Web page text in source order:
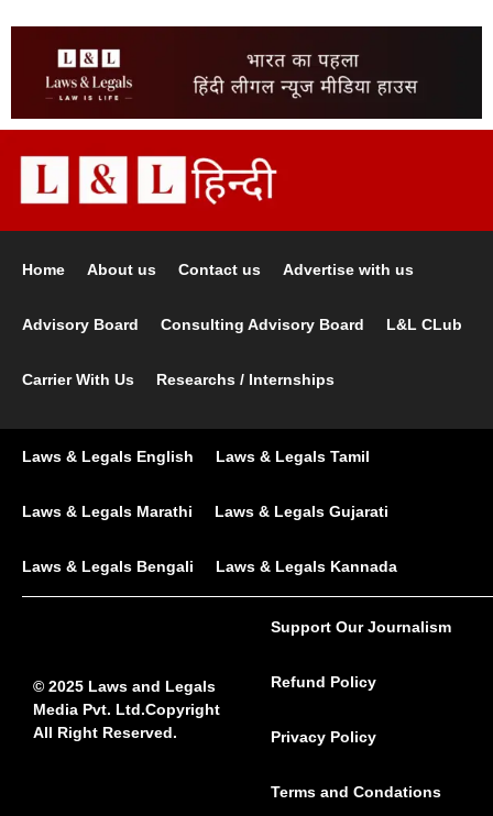
Home About us Contact us Advertise with us
Advisory Board Consulting Advisory Board L&L CLub
Carrier With Us Researchs / Internships
Laws & Legals English Laws & Legals Tamil
Laws & Legals Marathi Laws & Legals Gujarati
Laws & Legals Bengali Laws & Legals Kannada
© 2025 Laws and Legals
Media Pvt. Ltd.Copyright
All Right Reserved.
Support Our Journalism
Refund Policy
Privacy Policy
Terms and Condations